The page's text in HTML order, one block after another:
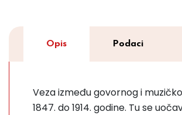
Opis Podaci
Veza između govornog i
1847. do 1914. godine. Tu se